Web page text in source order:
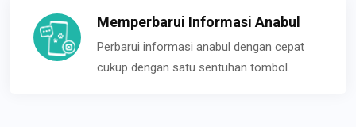
Memperbarui Informasi Anabul
Perbarui informasi anabul dengan cepat
cukup dengan satu sentuhan tombol.